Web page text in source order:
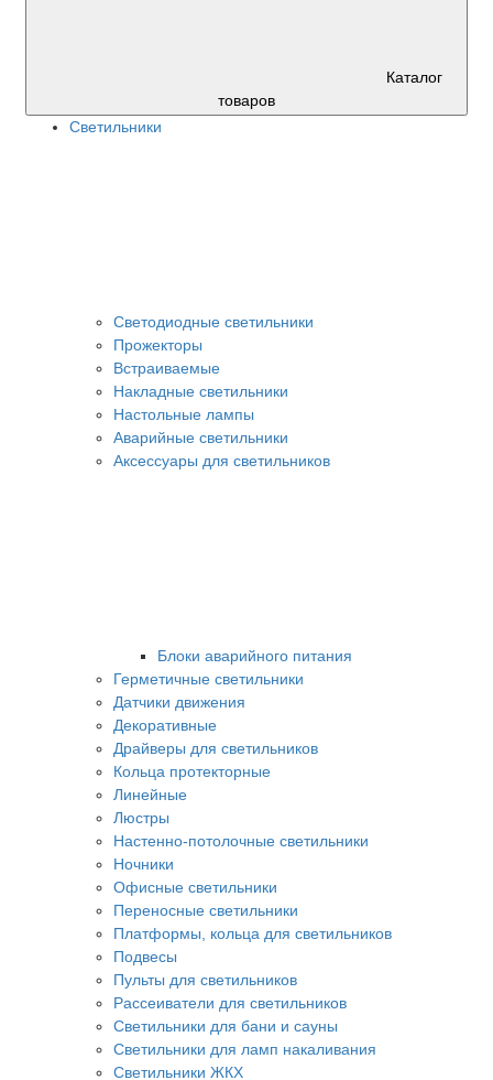
Каталог
товаров
Светильники
Светодиодные светильники
Прожекторы
Встраиваемые
Накладные светильники
Настольные лампы
Аварийные светильники
Аксессуары для светильников
Блоки аварийного питания
Герметичные светильники
Датчики движения
Декоративные
Драйверы для светильников
Кольца протекторные
Линейные
Люстры
Настенно-потолочные светильники
Ночники
Офисные светильники
Переносные светильники
Платформы, кольца для светильников
Подвесы
Пульты для светильников
Рассеиватели для светильников
Светильники для бани и сауны
Светильники для ламп накаливания
Светильники ЖКХ